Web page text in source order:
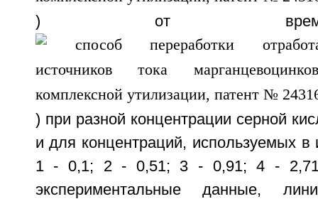
) от
) при разной концентрации серной
и для концентраций, используемых в
1 - 0,1; 2 - 0,51; 3 - 0,91; 4 - 2,71
экспериментальные данные,